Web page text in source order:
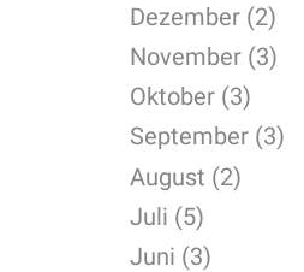
Dezember (2)
November (3)
Oktober (3)
September (3)
August (2)
Juli (5)
Juni (3)